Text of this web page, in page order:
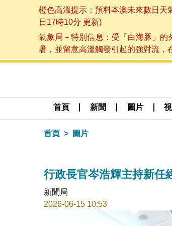
橙色高溫提示：預料本澳未來數日
日17時10分 更新)
氣象局－特別信息：受「白海豚」
暑，並留意高溫觸發引起的強對流，
首頁 新聞 圖片
首頁 圖片
行政長官岑浩輝主持新任
新聞局
2026-06-15 10:53